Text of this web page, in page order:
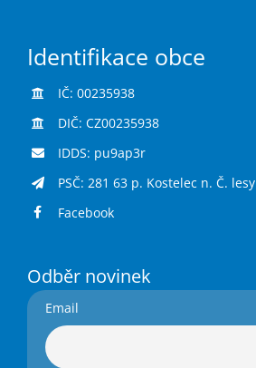
Identifikace obce
IČ: 00235938
DIČ: CZ00235938
IDDS: pu9ap3r
PSČ: 281 63 p. Kostelec n. Č. lesy
Facebook
Odběr novinek
Email